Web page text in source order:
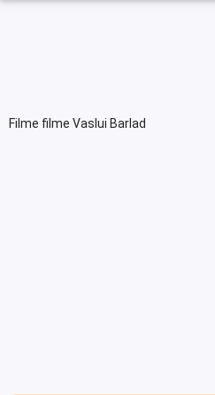
Filme filme Vaslui Barlad